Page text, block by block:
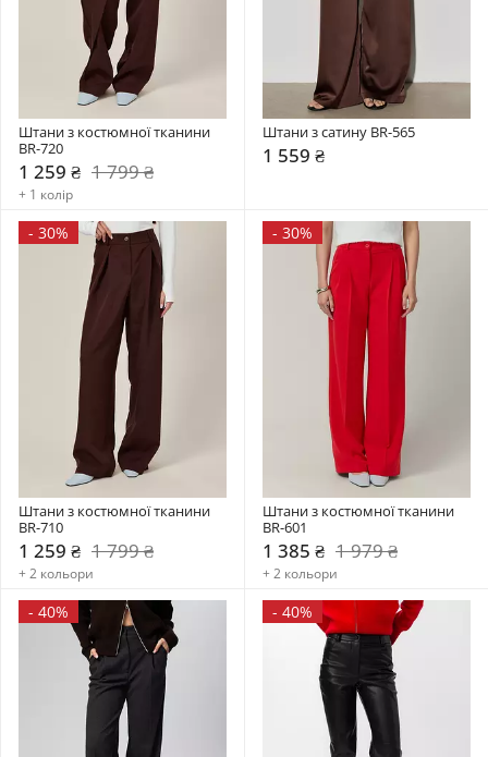
Штани з костюмної тканини
BR-720
1 259 ₴ 1 799 ₴
+ 1 колір
Штани з сатину BR-565
1 559 ₴
- 30%
Штани з костюмної тканини
BR-710
1 259 ₴ 1 799 ₴
+ 2 кольори
- 30%
Штани з костюмної тканини
BR-601
1 385 ₴ 1 979 ₴
+ 2 кольори
- 40% - 40%